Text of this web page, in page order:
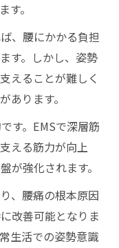
す。
、腰にかかる負担
す。しかし、姿勢
えることが難しく
あります。
す。EMSで深層筋
える筋力が向上
が強化されます。
、腰痛の根本原因
改善可能となりま
生活での姿勢意識